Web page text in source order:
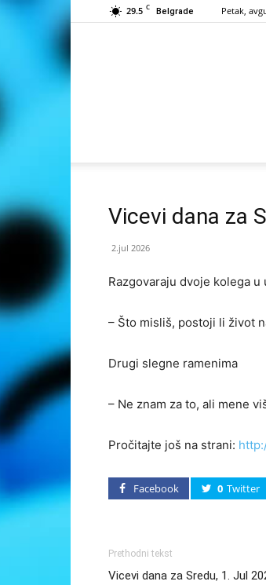
29.5 C Belgrade Petak,
Vicevi dana za
2.jul 2026
Razgovaraju dvoje kolega
– Što misliš, postoji li život
Drugi slegne ramenima
– Ne znam za to, ali mene
Pročitajte još na strani:
Facebook 0 Twitter
Prethodni tekst
Vicevi dana za Sredu, 1. Jul